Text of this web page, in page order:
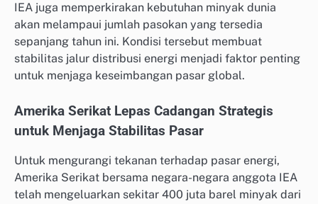
IEA juga memperkirakan kebutuhan minyak dunia
akan melampaui jumlah pasokan yang tersedia
sepanjang tahun ini. Kondisi tersebut membuat
stabilitas jalur distribusi energi menjadi faktor penting
untuk menjaga keseimbangan pasar global.
Amerika Serikat Lepas Cadangan Strategis
untuk Menjaga Stabilitas Pasar
Untuk mengurangi tekanan terhadap pasar energi,
Amerika Serikat bersama negara-negara anggota IEA
telah mengeluarkan sekitar 400 juta barel minyak dari